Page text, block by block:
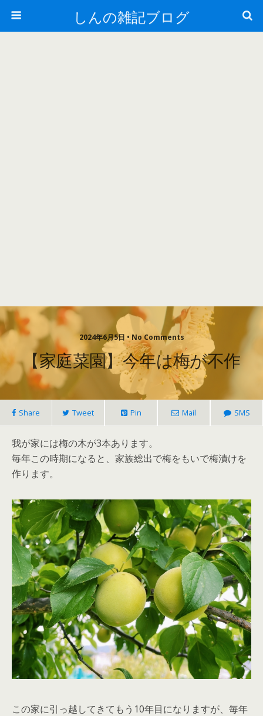
しんの雑記ブログ
2024年6月5日 • No Comments
【家庭菜園】今年は梅が不作
Share Tweet Pin Mail SMS
我が家には梅の木が3本あります。
毎年この時期になると、家族総出で梅をもいで梅漬けを
作ります。
この家に引っ越してきてもう10年目になりますが、毎年